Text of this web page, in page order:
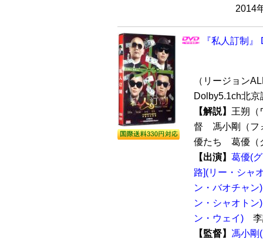
2014
『私人訂制
（リージョン
Dolby5.1ch北
【解説】 王朔（
督 馮小剛（フ
優たち 葛優（
【出演】 葛優(
路](リー・シャ
ン・バオチャン)
ン・シャオトン)
ン・ウェイ)
【監督】 馮小剛